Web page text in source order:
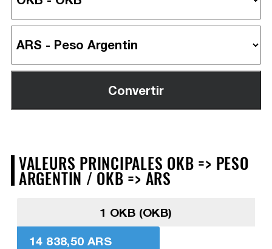
VALEURS PRINCIPALES OKB => PESO
ARGENTIN / OKB => ARS
1 OKB (OKB)
14 838,50 ARS